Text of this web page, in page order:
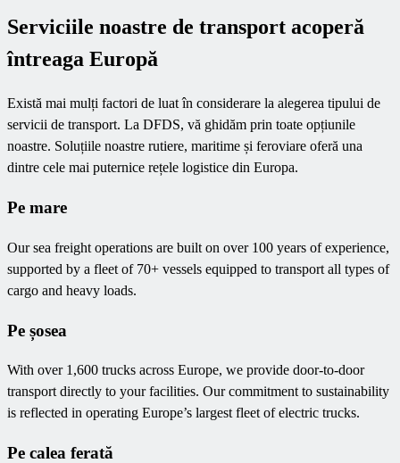
Serviciile noastre de transport acoperă
întreaga Europă
Există mai mulți factori de luat în considerare la alegerea tipului de
servicii de transport. La DFDS, vă ghidăm prin toate opțiunile
noastre. Soluțiile noastre rutiere, maritime și feroviare oferă una
dintre cele mai puternice rețele logistice din Europa.
Pe mare
Our sea freight operations are built on over 100 years of experience,
supported by a fleet of 70+ vessels equipped to transport all types of
cargo and heavy loads.
Pe șosea
With over 1,600 trucks across Europe, we provide door-to-door
transport directly to your facilities. Our commitment to sustainability
is reflected in operating Europe’s largest fleet of electric trucks.
Pe calea ferată